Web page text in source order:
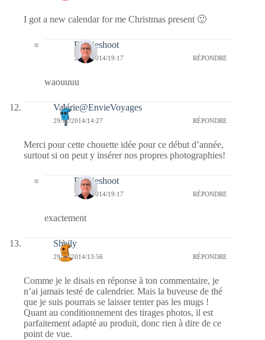
I got a new calendar for me Christmas present 🙂
Bernieshoot
30/12/2014/19:17 RÉPONDRE
waouuuu
Valérie@EnvieVoyages
29/12/2014/14:27 RÉPONDRE
Merci pour cette chouette idée pour ce début d’année,
surtout si on peut y insérer nos propres photographies!
Bernieshoot
30/12/2014/19:17 RÉPONDRE
exactement
Sheily
29/12/2014/13:56 RÉPONDRE
Comme je le disais en réponse à ton commentaire, je
n’ai jamais testé de calendrier. Mais la buveuse de thé
que je suis pourrais se laisser tenter pas les mugs !
Quant au conditionnement des tirages photos, il est
parfaitement adapté au produit, donc rien à dire de ce
point de vue.